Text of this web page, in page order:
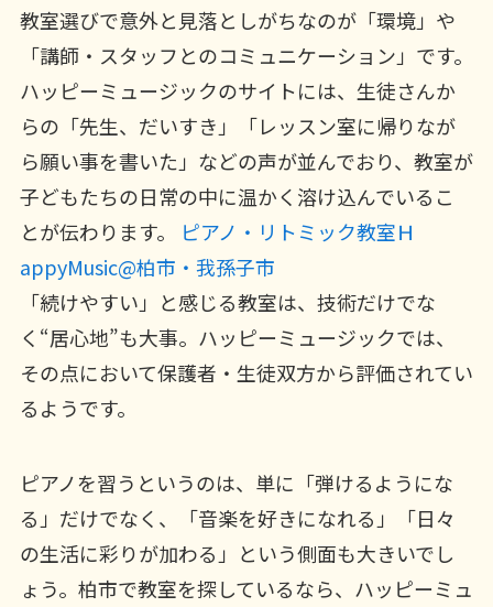
教室選びで意外と見落としがちなのが「環境」や
「講師・スタッフとのコミュニケーション」です。
ハッピーミュージックのサイトには、生徒さんか
らの「先生、だいすき」「レッスン室に帰りなが
ら願い事を書いた」などの声が並んでおり、教室が
子どもたちの日常の中に温かく溶け込んでいるこ
とが伝わります。
ピアノ・リトミック教室Ｈ
appyMusic@柏市・我孫子市
「続けやすい」と感じる教室は、技術だけでな
く“居心地”も大事。ハッピーミュージックでは、
その点において保護者・生徒双方から評価されてい
るようです。
ピアノを習うというのは、単に「弾けるようにな
る」だけでなく、「音楽を好きになれる」「日々
の生活に彩りが加わる」という側面も大きいでし
ょう。柏市で教室を探しているなら、ハッピーミュ